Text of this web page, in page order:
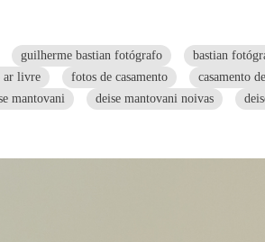
guilherme bastian fotógrafo bastian
ar livre fotos de casamento casamento
mantovani deise mantovani noivas